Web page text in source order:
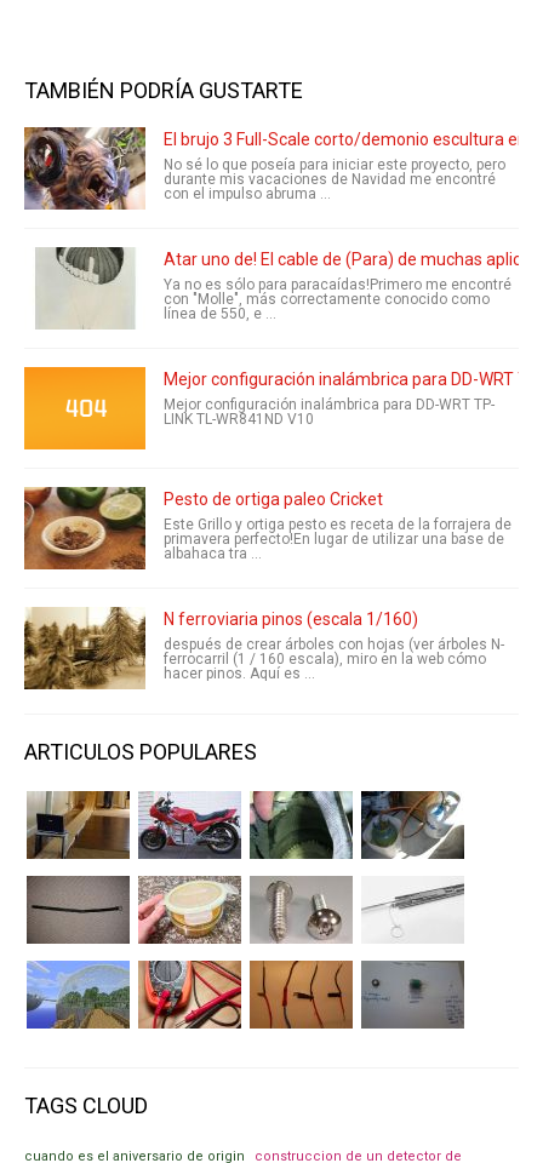
TAMBIÉN PODRÍA GUSTARTE
El brujo 3 Full-Scale corto/demonio escultura en
No sé lo que poseía para iniciar este proyecto, pero
durante mis vacaciones de Navidad me encontré
con el impulso abruma ...
Atar uno de! El cable de (Para) de muchas
Ya no es sólo para paracaídas!Primero me encontré
con "Molle", más correctamente conocido como
línea de 550, e ...
Mejor configuración inalámbrica para DD-WRT
Mejor configuración inalámbrica para DD-WRT TP-
LINK TL-WR841ND V10
Pesto de ortiga paleo Cricket
Este Grillo y ortiga pesto es receta de la forrajera de
primavera perfecto!En lugar de utilizar una base de
albahaca tra ...
N ferroviaria pinos (escala 1/160)
después de crear árboles con hojas (ver árboles N-
ferrocarril (1 / 160 escala), miro en la web cómo
hacer pinos. Aquí es ...
ARTICULOS POPULARES
TAGS CLOUD
cuando es el aniversario de origin construccion de un detector de